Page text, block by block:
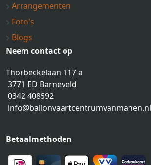
Arrangementen
Foto's
Blogs
Neem contact op
Thorbeckelaan 117 a
3771 ED Barneveld
0342 408592
info@ballonvaartcentrumvanmanen.nl
Betaalmethoden